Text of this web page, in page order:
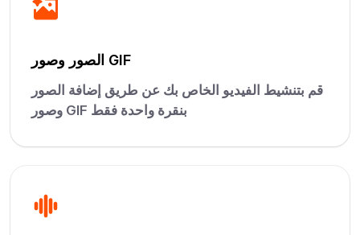
الصور وصور GIF
قم بتنشيط الفيديو الخاص بك عن طريق إضافة الصور
وصور GIF بنقرة واحدة فقط